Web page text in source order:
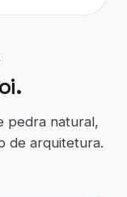
pedra natural,
de arquitetura.